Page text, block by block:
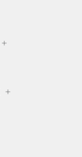
+
+